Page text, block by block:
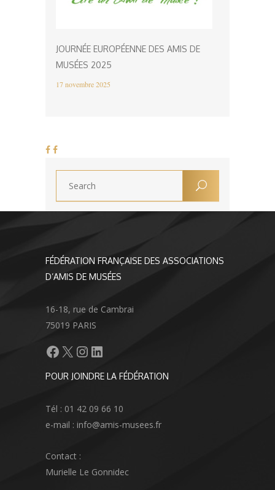
JOURNÉE EUROPÉENNE DES AMIS DE
MUSÉES 2025
17 novembre 2025
FÉDÉRATION FRANÇAISE DES ASSOCIATIONS
D’AMIS DE MUSÉES
16-18, rue de Cambrai
75019 PARIS
Facebook
X Instagram
LinkedIn
POUR JOINDRE LA FÉDÉRATION
Tél : 01 42 09 66 10
e-mail : info@amis-musees.fr
Contact :
Murielle Le Gonnidec